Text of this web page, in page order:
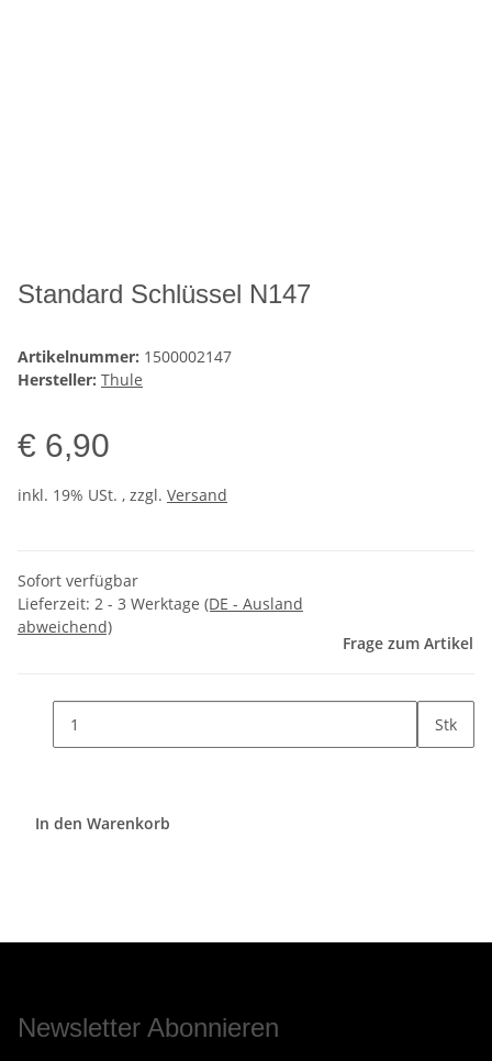
Standard Schlüssel N147
Artikelnummer: 1500002147
Hersteller: Thule
€ 6,90
inkl. 19% USt. , zzgl. Versand
Sofort verfügbar
Lieferzeit: 2 - 3 Werktage (DE - Ausland
abweichend)
Frage zum Artikel
Stk
In den Warenkorb
Newsletter Abonnieren